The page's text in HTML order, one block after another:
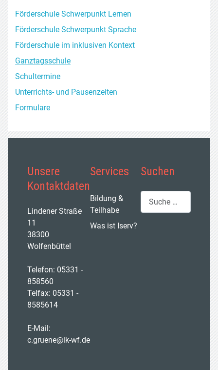
Förderschule Schwerpunkt Lernen
Förderschule Schwerpunkt Sprache
Förderschule im inklusiven Kontext
Ganztagsschule
Schultermine
Unterrichts- und Pausenzeiten
Formulare
Unsere
Kontaktdaten
Lindener Straße
11
38300
Wolfenbüttel
Telefon: 05331 -
858560
Telfax: 05331 -
8585614
E-Mail:
c.gruene@lk-wf.de
Services
Bildung &
Teilhabe
Was ist Iserv?
Suchen
Suchen